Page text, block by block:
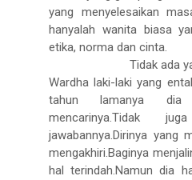
yang menyelesaikan
hanyalah wanita biasa
etika, norma dan cinta.
Tidak ada
Wardha laki-laki yang
tahun lamanya dia
mencarinya.Tidak
jawabannya.Dirinya yang
mengakhiri.Baginya
hal terindah.Namun dia